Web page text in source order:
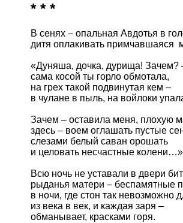
* * *
В сенях – опальная Авдотья в
дитя оплакивать примчавшаяся
«Дуняша, дочка, дурища! Зачем?
сама косой ты горло обмотала,
на грех такой подвинутая кем –
в чулане в пыль, на войлоки
Зачем – оставила меня, плохую
здесь – воем оглашать пустые
слезами белый саван орошать
и целовать несчастные
Всю ночь не уставали в двери
рыданья матери – беспамятные
в ночи, где стон так невозможно
из века в век, и каждая заря –
обманывает, красками горя.